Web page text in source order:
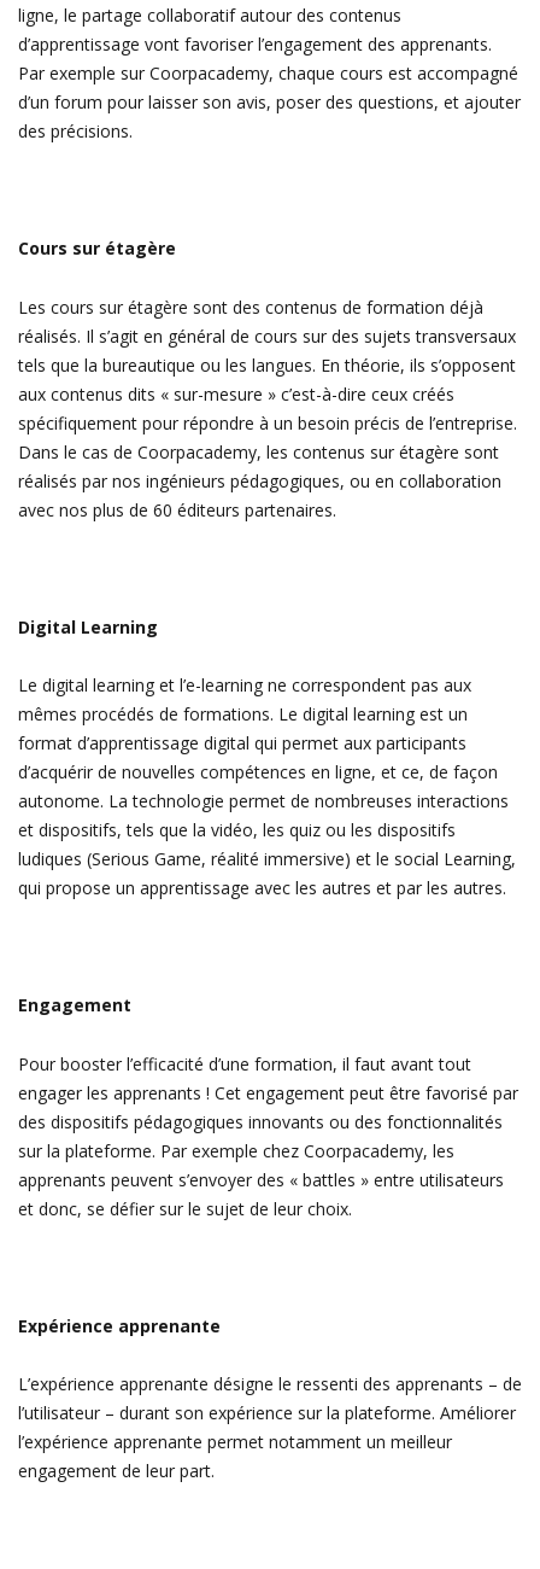
ligne, le partage collaboratif autour des contenus
d’apprentissage vont favoriser l’engagement des apprenants.
Par exemple sur Coorpacademy, chaque cours est accompagné
d’un forum pour laisser son avis, poser des questions, et ajouter
des précisions.
Cours sur étagère
Les cours sur étagère sont des contenus de formation déjà
réalisés. Il s’agit en général de cours sur des sujets transversaux
tels que la bureautique ou les langues. En théorie, ils s’opposent
aux contenus dits « sur-mesure » c’est-à-dire ceux créés
spécifiquement pour répondre à un besoin précis de l’entreprise.
Dans le cas de Coorpacademy, les contenus sur étagère sont
réalisés par nos ingénieurs pédagogiques, ou en collaboration
avec nos plus de 60 éditeurs partenaires.
Digital Learning
Le digital learning et l’e-learning ne correspondent pas aux
mêmes procédés de formations. Le digital learning est un
format d’apprentissage digital qui permet aux participants
d’acquérir de nouvelles compétences en ligne, et ce, de façon
autonome. La technologie permet de nombreuses interactions
et dispositifs, tels que la vidéo, les quiz ou les dispositifs
ludiques (Serious Game, réalité immersive) et le social Learning,
qui propose un apprentissage avec les autres et par les autres.
Engagement
Pour booster l’efficacité d’une formation, il faut avant tout
engager les apprenants ! Cet engagement peut être favorisé par
des dispositifs pédagogiques innovants ou des fonctionnalités
sur la plateforme. Par exemple chez Coorpacademy, les
apprenants peuvent s’envoyer des « battles » entre utilisateurs
et donc, se défier sur le sujet de leur choix.
Expérience apprenante
L’expérience apprenante désigne le ressenti des apprenants – de
l’utilisateur – durant son expérience sur la plateforme. Améliorer
l’expérience apprenante permet notamment un meilleur
engagement de leur part.